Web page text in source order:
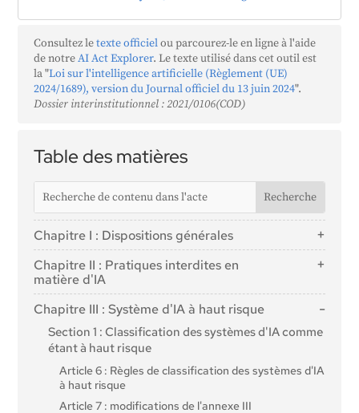
Table des matières
Chapitre I : Dispositions générales
Article 1 : Objet
Article 2 : Champ d'application
Article 4 : Maîtrise de l'IA
Chapitre II : Pratiques interdites en
matière d'IA
Article 5 : Pratiques interdites en matière d'IA
Chapitre III : Système d'IA à haut risque
Section 1 : Classification des systèmes d'IA comme
étant à haut risque
Article 6 : Règles de classification des systèmes d'IA
à haut risque
Article 7 : modifications de l'annexe III
Consultez letexte officielou parcourez-le en ligne à l'aide
de notreAI Act Explorer. Le texte utilisé dans cet outil est
la "Loi sur l'intelligence artificielle (Règlement (UE)
2024/1689), version du Journal officiel du 13 juin 2024".
Dossier interinstitutionnel : 2021/0106(COD)